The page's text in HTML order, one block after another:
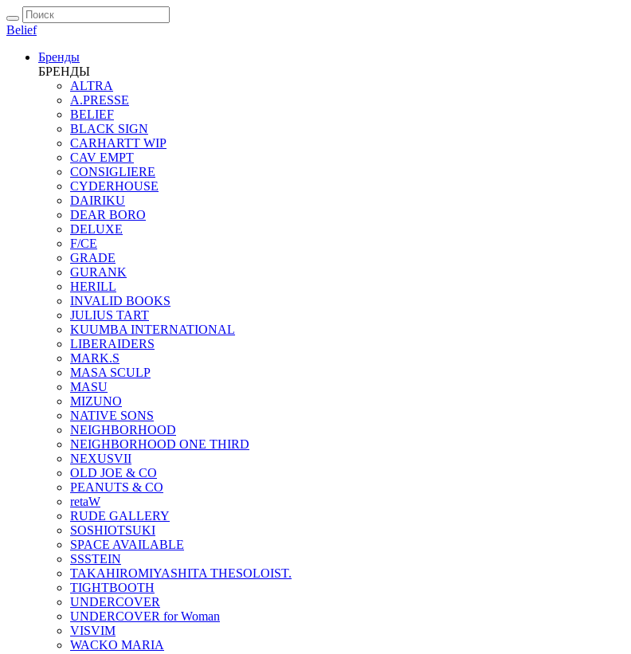
Belief
Бренды
БРЕНДЫ
ALTRA
A.PRESSE
BELIEF
BLACK SIGN
CARHARTT WIP
CAV EMPT
CONSIGLIERE
CYDERHOUSE
DAIRIKU
DEAR BORO
DELUXE
F/CE
GRADE
GURANK
HERILL
INVALID BOOKS
JULIUS TART
KUUMBA INTERNATIONAL
LIBERAIDERS
MARK.S
MASA SCULP
MASU
MIZUNO
NATIVE SONS
NEIGHBORHOOD
NEIGHBORHOOD ONE THIRD
NEXUSVII
OLD JOE & CO
PEANUTS & CO
retaW
RUDE GALLERY
SOSHIOTSUKI
SPACE AVAILABLE
SSSTEIN
TAKAHIROMIYASHITA THESOLOIST.
TIGHTBOOTH
UNDERCOVER
UNDERCOVER for Woman
VISVIM
WACKO MARIA